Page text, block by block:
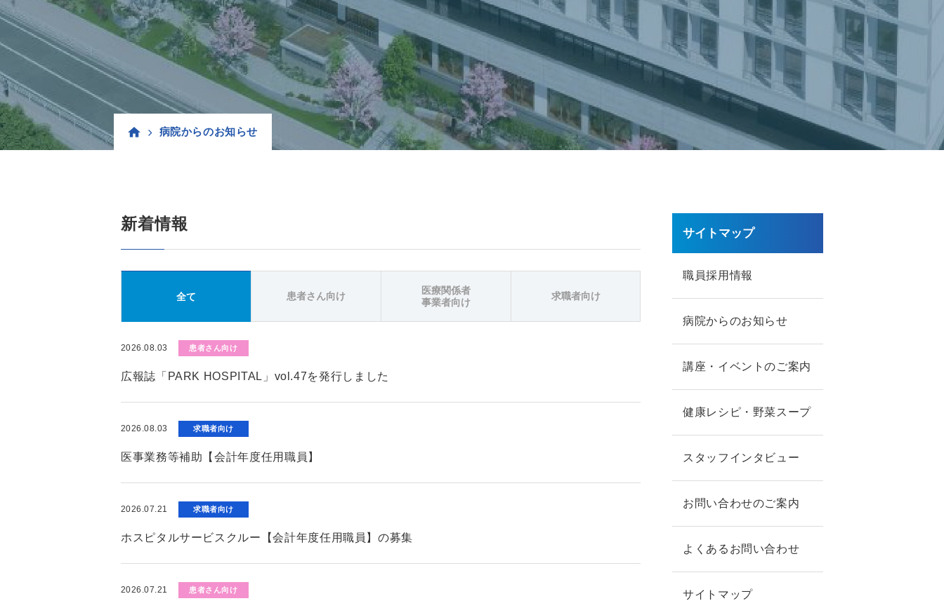
病院からのお知らせ
新着情報
全て 患者さん向け
医療関係者
事業者向け
求職者向け
2026.08.03 患者さん向け
広報誌「PARK HOSPITAL」vol.47を発行しました
2026.08.03 求職者向け
医事業務等補助【会計年度任用職員】
2026.07.21 求職者向け
ホスピタルサービスクルー【会計年度任用職員】の募集
2026.07.21 患者さん向け
サイトマップ
職員採用情報
病院からのお知らせ
講座・イベントのご案内
健康レシピ・野菜スープ
スタッフインタビュー
お問い合わせのご案内
よくあるお問い合わせ
サイトマップ